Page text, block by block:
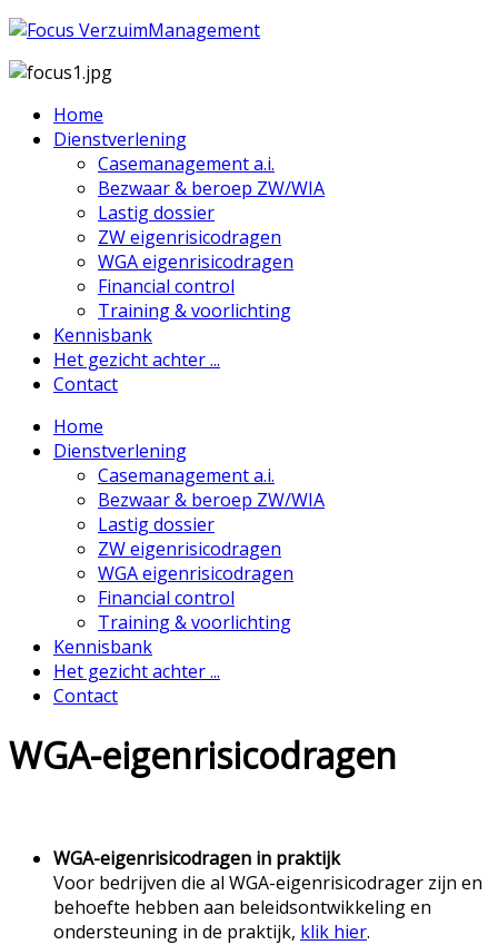
Home
Dienstverlening
Casemanagement a.i.
Bezwaar & beroep ZW/WIA
Lastig dossier
ZW eigenrisicodragen
WGA eigenrisicodragen
Financial control
Training & voorlichting
Kennisbank
Het gezicht achter ...
Contact
Home
Dienstverlening
Casemanagement a.i.
Bezwaar & beroep ZW/WIA
Lastig dossier
ZW eigenrisicodragen
WGA eigenrisicodragen
Financial control
Training & voorlichting
Kennisbank
Het gezicht achter ...
Contact
WGA-eigenrisicodragen
WGA-eigenrisicodragen in praktijk
Voor bedrijven die al WGA-eigenrisicodrager zijn en
behoefte hebben aan beleidsontwikkeling en
ondersteuning in de praktijk, klik hier.